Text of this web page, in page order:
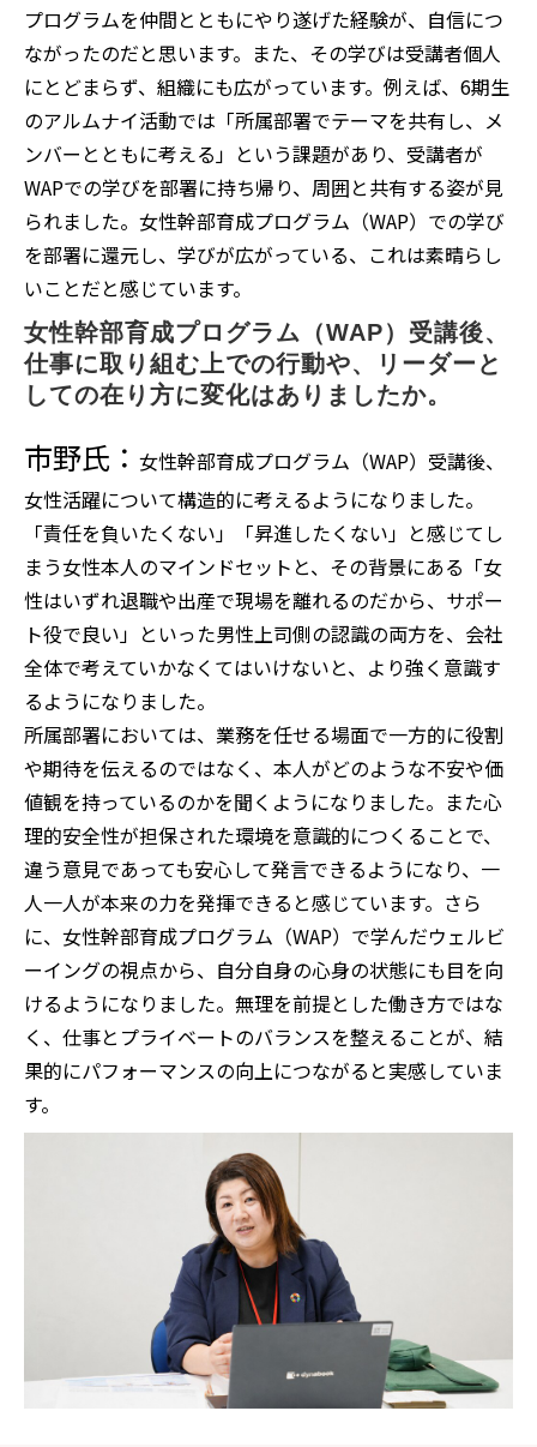
プログラムを仲間とともにやり遂げた経験が、自信につ
ながったのだと思います。また、その学びは受講者個人
にとどまらず、組織にも広がっています。例えば、6期生
のアルムナイ活動では「所属部署でテーマを共有し、メ
ンバーとともに考える」という課題があり、受講者が
WAPでの学びを部署に持ち帰り、周囲と共有する姿が見
られました。女性幹部育成プログラム（WAP）での学び
を部署に還元し、学びが広がっている、これは素晴らし
いことだと感じています。
女性幹部育成プログラム（WAP）受講後、
仕事に取り組む上での行動や、リーダーと
しての在り方に変化はありましたか。
市野氏： 女性幹部育成プログラム（WAP）受講後、
女性活躍について構造的に考えるようになりました。
「責任を負いたくない」「昇進したくない」と感じてし
まう女性本人のマインドセットと、その背景にある「女
性はいずれ退職や出産で現場を離れるのだから、サポー
ト役で良い」といった男性上司側の認識の両方を、会社
全体で考えていかなくてはいけないと、より強く意識す
るようになりました。
所属部署においては、業務を任せる場面で一方的に役割
や期待を伝えるのではなく、本人がどのような不安や価
値観を持っているのかを聞くようになりました。また心
理的安全性が担保された環境を意識的につくることで、
違う意見であっても安心して発言できるようになり、一
人一人が本来の力を発揮できると感じています。さら
に、女性幹部育成プログラム（WAP）で学んだウェルビ
ーイングの視点から、自分自身の心身の状態にも目を向
けるようになりました。無理を前提とした働き方ではな
く、仕事とプライベートのバランスを整えることが、結
果的にパフォーマンスの向上につながると実感していま
す。